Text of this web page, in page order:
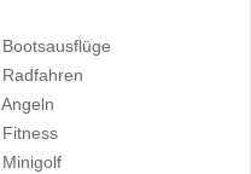
Bootsausflüge
Radfahren
Angeln
Fitness
Minigolf